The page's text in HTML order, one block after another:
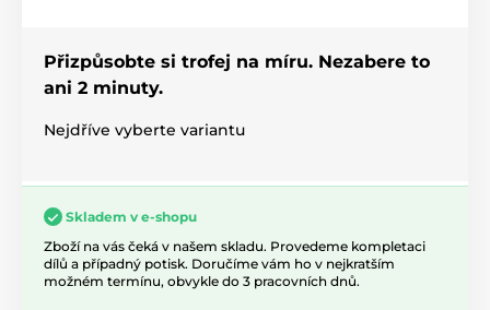
Přizpůsobte si trofej na míru. Nezabere to
ani 2 minuty.
Nejdříve vyberte variantu
Skladem v e-shopu
Zboží na vás čeká v našem skladu. Provedeme kompletaci
dílů a případný potisk. Doručíme vám ho v nejkratším
možném termínu, obvykle do 3 pracovních dnů.